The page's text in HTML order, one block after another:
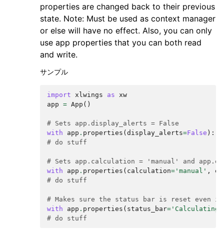
properties are changed back to their previous
state. Note: Must be used as context manager
or else will have no effect. Also, you can only
use app properties that you can both read
and write.
サンプル
import xlwings as
xw
app = App ()
# Sets app.display_alerts = False
with
app . properties ( display_alerts=False ):
# do stuff
# Sets app.calculation = 'manual' and
with
app . properties ( calculation= 'manual' ,
# do stuff
# Makes sure the status bar is reset even
with
app . properties ( status_bar=
# do stuff